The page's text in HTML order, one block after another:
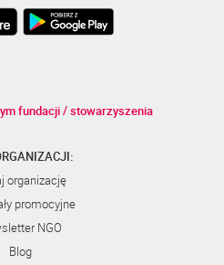
fundacji / stowarzyszenia
organizację
promocyjne
NGO
Blog